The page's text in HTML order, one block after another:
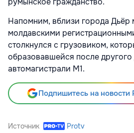
Напомним, вблизи города Дьёр
молдавскими
столкнулся с грузовиком,
образовавшейся после
автомагистрали M1.
Подпишитесь на новости
Источник Protv